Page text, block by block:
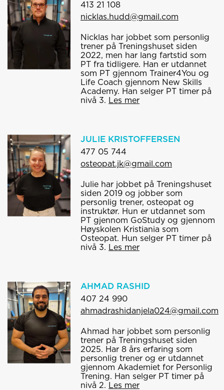
413 21 108
nicklas.hudd@gmail.com
Nicklas har jobbet som personlig
trener på Treningshuset siden
2022, men har lang fartstid som
PT fra tidligere. Han er utdannet
som PT gjennom Trainer4You og
Life Coach gjennom New Skills
Academy. Han selger PT timer på
nivå 3. Les mer
JULIE KRISTOFFERSEN
477 05 744
osteopat.jk@gmail.com
Julie har jobbet på Treningshuset
siden 2019 og jobber som
personlig trener, osteopat og
instruktør. Hun er utdannet som
PT gjennom GoStudy og gjennom
Høyskolen Kristiania som
Osteopat. Hun selger PT timer på
nivå 3. Les mer
AHMAD RASHID
407 24 990
ahmadrashidanjela024@gmail.com
Ahmad har jobbet som personlig
trener på Treningshuset siden
2025. Har 8 års erfaring som
personlig trener og er utdannet
gjennom Akademiet for Personlig
Trening. Han selger PT timer på
nivå 2. Les mer